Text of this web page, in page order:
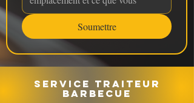
Soumettre
Service traiteur
barbecue